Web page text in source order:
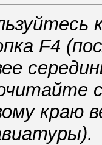
F4
краю